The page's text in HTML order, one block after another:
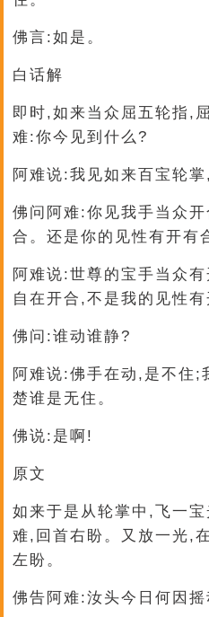
佛言:如是。
白话解
即时,如来当众屈五轮指,
难:你今见到什么?
阿难说:我见如来百宝轮掌
佛问阿难:你见我手当众
合。还是你的见性有开有
阿难说:世尊的宝手当众
自在开合,不是我的见性有
佛问:谁动谁静?
阿难说:佛手在动,是不住;
楚谁是无住。
佛说:是啊!
原文
如来于是从轮掌中,飞一
难,回首右盼。又放一光,
左盼。
佛告阿难:汝头今日何因摇